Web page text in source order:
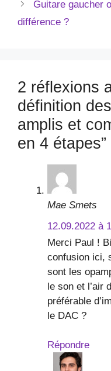
Guitare gaucher
différence ?
2 réflexions
définition
amplis et
en 4 étapes”
Mae Smets
12.09.2022 à
Merci Paul !
confusion ici,
sont les
le son et l’air
préférable
le DAC ?
Répondre